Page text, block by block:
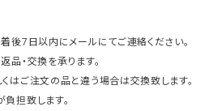
後7日以内にメールにてご連絡ください。
・交換を承ります。
はご注文の品と違う場合は交換致します。
担致します。